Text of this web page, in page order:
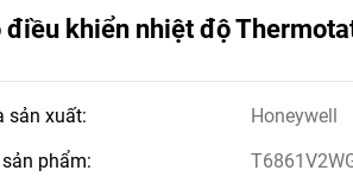
điều khiển nhiệt độ
sản xuất:
Honeywell
phẩm: